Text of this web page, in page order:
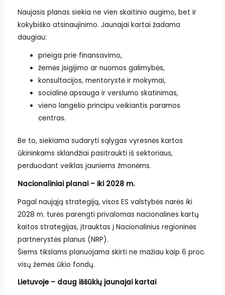
Naujasis planas siekia ne vien skaitinio augimo, bet ir
kokybiško atsinaujinimo. Jaunajai kartai žadama
daugiau:
prieiga prie finansavimo,
žemės įsigijimo ar nuomos galimybės,
konsultacijos, mentorystė ir mokymai,
socialinė apsauga ir verslumo skatinimas,
vieno langelio principu veikiantis paramos
centras.
Be to, siekiama sudaryti sąlygas vyresnės kartos
ūkininkams sklandžiai pasitraukti iš sektoriaus,
perduodant veiklas jauniems žmonėms.
Nacionaliniai planai – iki 2028 m.
Pagal naująją strategiją, visos ES valstybės narės iki
2028 m. turės parengti privalomas nacionalines kartų
kaitos strategijas, įtrauktas į Nacionalinius regioninės
partnerystės planus (NRP).
Šiems tikslams planuojama skirti ne mažiau kaip 6 proc.
visų žemės ūkio fondų.
Lietuvoje – daug iššūkių jaunajai kartai